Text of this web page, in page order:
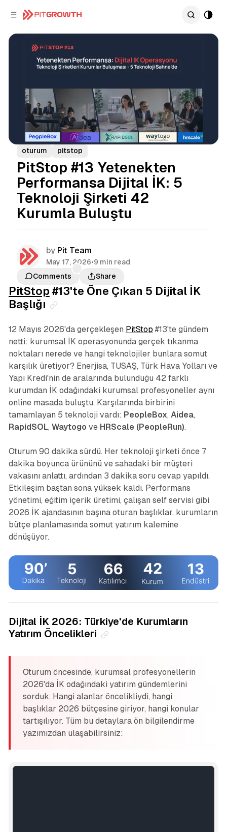
oturum pitstop
PitStop #13 Yetenekten
Performansa Dijital İK: 5
Teknoloji Şirketi 42
Kurumla Buluştu
by Pit Team
May 17, 2026•9 min read
Comments
Share
PitStop #13'te Öne Çıkan 5 Dijital İK
Başlığı
12 Mayıs 2026'da gerçekleşen PitStop #13'te gündem
netti: kurumsal İK operasyonunda gerçek tıkanma
noktaları nerede ve hangi teknolojiler bunlara somut
karşılık üretiyor? Enerjisa, TUSAŞ, Türk Hava Yolları ve
Yapı Kredi'nin de aralarında bulunduğu 42 farklı
kurumdan İK odağındaki kurumsal profesyoneller aynı
online masada buluştu. Karşılarında birbirini
tamamlayan 5 teknoloji vardı: PeopleBox, Aidea,
RapidSOL, Waytogo ve HRScale (PeopleRun).
Oturum 90 dakika sürdü. Her teknoloji şirketi önce 7
dakika boyunca ürününü ve sahadaki bir müşteri
vakasını anlattı, ardından 3 dakika soru cevap yapıldı.
Etkileşim baştan sona yüksek kaldı. Performans
yönetimi, eğitim içerik üretimi, çalışan self servisi gibi
2026 İK ajandasının başına oturan başlıklar, kurumların
bütçe planlamasında somut yatırım kalemine
dönüşüyor.
Dijital İK 2026: Türkiye'de Kurumların
Yatırım Öncelikleri
Oturum öncesinde, kurumsal profesyonellerin
2026'da İK odağındaki yatırım gündemlerini
sorduk. Hangi alanlar öncelikliydi, hangi
başlıklar 2026 bütçesine giriyor, hangi konular
tartışılıyor. Tüm bu detaylara ön bilgilendirme
yazımızdan ulaşabilirsiniz: